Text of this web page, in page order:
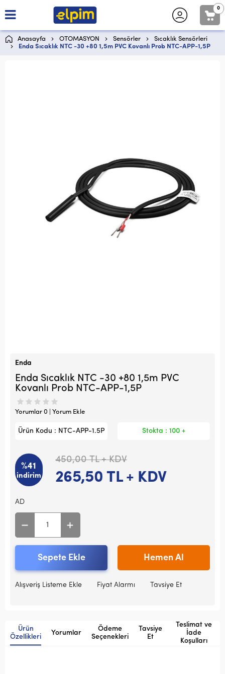
0
Anasayfa OTOMASYON Sensörler
Sıcaklık Sensörleri
Enda Sıcaklık NTC -30 +80 1,5m PVC Kovanlı Prob NTC-APP-1,5P
Enda
Enda Sıcaklık NTC -30 +80 1,5m PVC
Kovanlı Prob NTC-APP-1,5P
Yorumlar 0 | Yorum Ekle
Ürün Kodu : NTC-APP-1.5P Stokta : 100 +
%41
indirim
450,00TL + KDV
265,50 TL + KDV
AD
Sepete Ekle Hemen Al
Alışveriş Listeme Ekle Fiyat Alarmı Tavsiye Et
Ürün
Özellikleri
Yorumlar
Ödeme
Seçenekleri
Tavsiye
Et
Teslimat ve
İade
Koşulları